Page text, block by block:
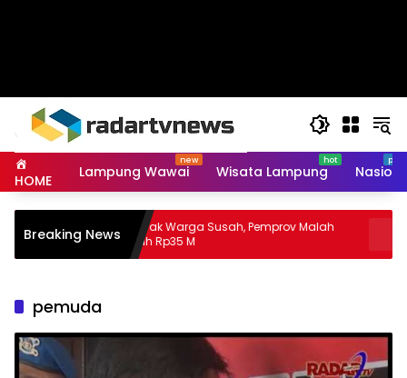
HOME Lampung Wawai Wisata Lampung
Breaking NewsBanyak Warga Susah, Pemprov Malah
Hibah Rp35 M
pemuda